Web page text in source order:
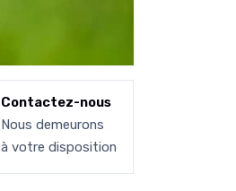
Contactez-nous
Nous demeurons
à votre disposition